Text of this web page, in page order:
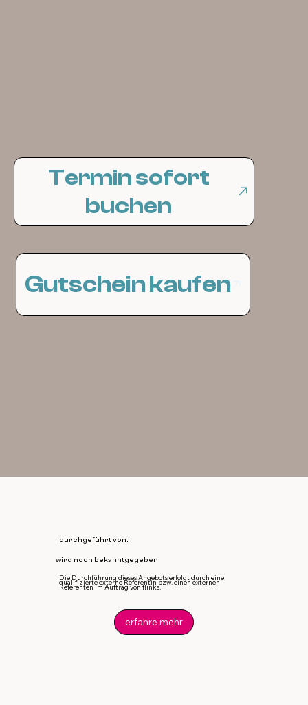
Termin sofort
buchen
Gutschein kaufen
durchgeführt von:
wird noch bekanntgegeben
Die Durchführung dieses Angebots erfolgt durch eine
qualifizierte externe Referentin bzw. einen externen
Referenten im Auftrag von flinks.
erfahre mehr